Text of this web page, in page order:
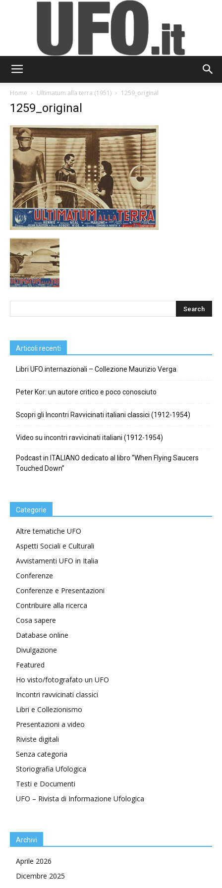
Home Ultimatum alla terra (1951) 1259_original
1259_original
Articoli recenti
Libri UFO internazionali – Collezione Maurizio Verga
Peter Kor: un autore critico e poco conosciuto
Scopri gli Incontri Ravvicinati italiani classici (1912-1954)
Video su incontri ravvicinati italiani (1912-1954)
Podcast in ITALIANO dedicato al libro “When Flying Saucers
Touched Down”
Categorie
Altre tematiche UFO
Aspetti Sociali e Culturali
Avvistamenti UFO in Italia
Conferenze
Conferenze e Presentazioni
Contribuire alla ricerca
Cosa sapere
Database online
Divulgazione
Featured
Ho visto/fotografato un UFO
Incontri ravvicinati classici
Libri e Collezionismo
Presentazioni a video
Riviste digitali
Senza categoria
Storiografia Ufologica
Testi e Documenti
UFO – Rivista di Informazione Ufologica
Archivi
Aprile 2026
Dicembre 2025